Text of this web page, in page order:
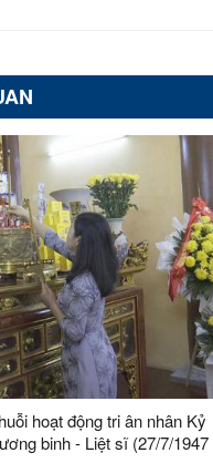
hoạt động tri ân nhân Kỷ
binh - Liệt sĩ (27/7/1947